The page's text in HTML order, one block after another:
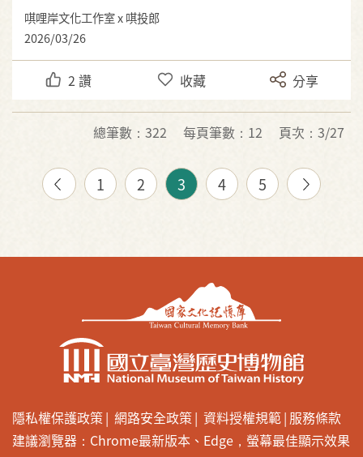
唭哩岸文化工作室 x 唭投郎
2026/03/26
2 讚 收藏 分享
總筆數：322 每頁筆數：12 頁次：3/27
1 2 3 4 5
隱私權保護政策 網路安全政策 資料授權規範 服務條款
建議瀏覽器：Chrome最新版本、Edge，螢幕最佳顯示效果